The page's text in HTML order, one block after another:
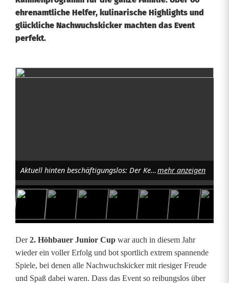
ehrenamtliche Helfer, kulinarische Highlights und
glückliche Nachwuchskicker machten das Event
perfekt.
V
E
r
o
l
Aktuell hinten beschäftigungslos: Der Keeper schaut entspannt, aber hochkonzentriert dem Offensivdrang seiner Stürmer zu; Foto: Norbert Tannhäusermehr anzeigen
Der2. Höhbauer Junior Cup war auch in diesem Jahr
wieder ein voller Erfolg und bot sportlich extrem spannende
Spiele, bei denen alle Nachwuchskicker mit riesiger Freude
und Spaß dabei waren. Dass das Event so reibungslos über